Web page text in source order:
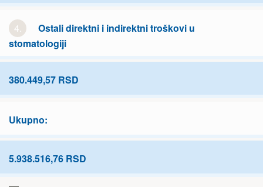
4.
Ostali direktni i indirektni troškovi u
stomatologiji
380.449,57 RSD
Ukupno:
5.938.516,76 RSD